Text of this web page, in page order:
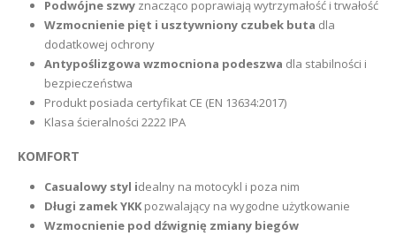
Podwójne szwyznacząco poprawiają wytrzymałość i trwałość
Wzmocnienie pięt i usztywniony czubek buta dla
dodatkowej ochrony
Antypoślizgowa wzmocniona podeszwa dla stabilności i
bezpieczeństwa
Produkt posiada certyfikat CE (EN 13634:2017)
Klasa ścieralności 2222 IPA
KOMFORT
Casualowy styl idealny na motocykl i poza nim
Długi zamek YKKpozwalający na wygodne użytkowanie
Wzmocnienie pod dźwignię zmiany biegów